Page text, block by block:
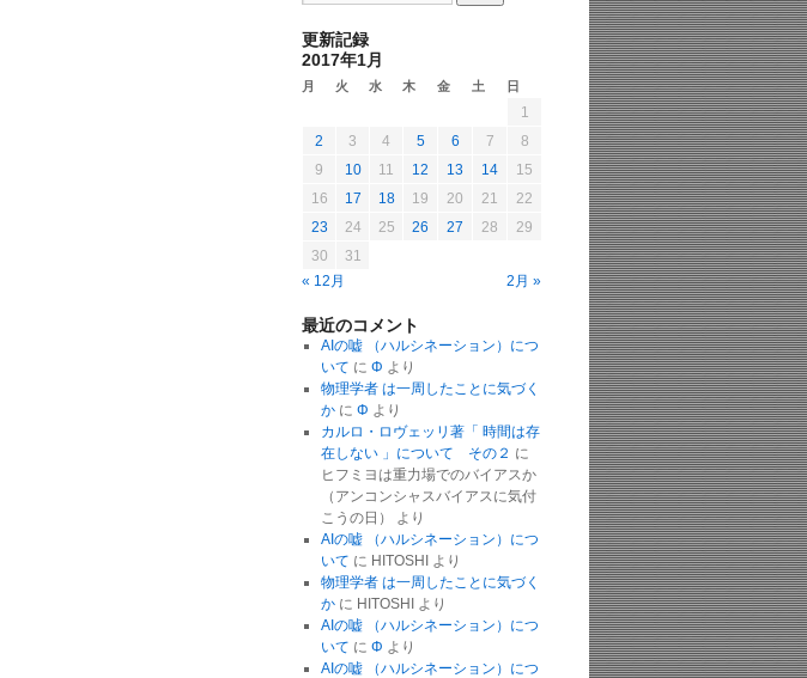
更新記録
2017年1月
月 火 水 木 金 土 日
1
2
3 4 5 6 7
8
9
10 11 12 13 14
15
16
17 18 19 20 21
22
23
24 25 26 27 28
29
30
31
« 12月
2月 »
最近のコメント
AIの嘘 （ハルシネーション）につ
いて に Φ より
物理学者 は一周したことに気づく
かに Φ より
カルロ・ロヴェッリ著「 時間は存
在しない 」について その２ に
ヒフミヨは重力場でのバイアスか
（アンコンシャスバイアスに気付
こうの日）
より
AIの嘘 （ハルシネーション）につ
いて に HITOSHI
より
物理学者 は一周したことに気づく
かに HITOSHI
より
AIの嘘 （ハルシネーション）につ
いて に Φ より
AIの嘘 （ハルシネーション）につ